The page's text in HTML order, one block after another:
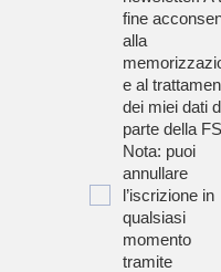
fine
alla
e al
dei miei dati
parte della
Nota: puoi
annullare
l’iscrizione in
qualsiasi
momento
tramite